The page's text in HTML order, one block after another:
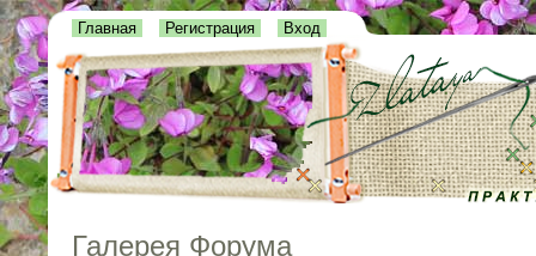
Главная Регистрация Вход
Галерея Форума